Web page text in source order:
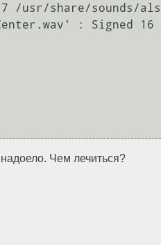
/usr/share/sounds/
: Signed
Чем лечиться?